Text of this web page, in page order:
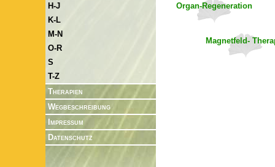
H-J
K-L
M-N
O-R
S
T-Z
Therapien
Wegbeschreibung
Impressum
Datenschutz
Magnetfeld-
Organ-Regeneration